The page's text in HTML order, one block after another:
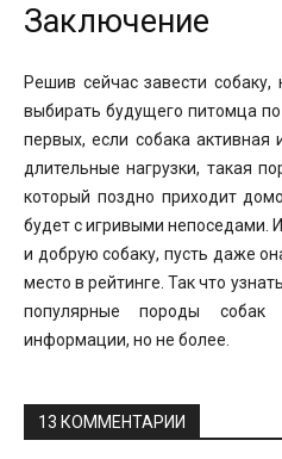
Заключение
Решив сейчас завести
выбирать будущего питомца
первых, если собака
длительные нагрузки, такая
который поздно приходит
будет с игривыми непоседами.
и добрую собаку, пусть даже
место в рейтинге. Так что
популярные породы
информации, но не более.
13 КОММЕНТАРИИ